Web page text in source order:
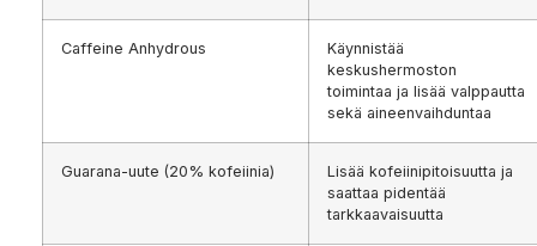
Caffeine Anhydrous
Käynnistää
keskushermoston
toimintaa ja lisää valppautta
sekä aineenvaihduntaa
Guarana-uute (20% kofeiinia)
Lisää kofeiinipitoisuutta ja
saattaa pidentää
tarkkaavaisuutta